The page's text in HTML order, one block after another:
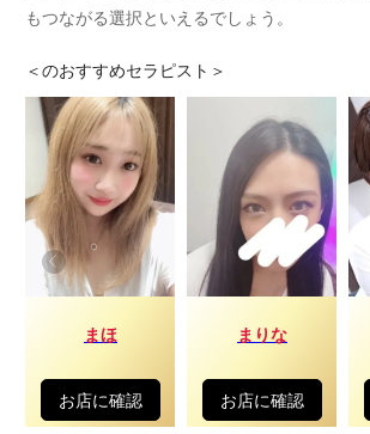
もつながる選択といえるでしょう。
＜のおすすめセラピスト＞
まほ
お店に確認
まりな
お店に確認